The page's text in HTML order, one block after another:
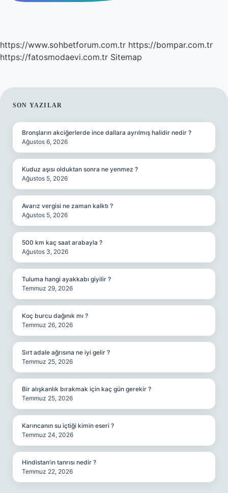
https://www.sohbetforum.com.tr https://bompar.com.tr
https://fatosmodaevi.com.tr Sitemap
SIDEBAR
SON YAZILAR
Bronşların akciğerlerde ince dallara ayrılmış halidir nedir ?
Ağustos 6, 2026
Kuduz aşısı olduktan sonra ne yenmez ?
Ağustos 5, 2026
Avarız vergisi ne zaman kalktı ?
Ağustos 5, 2026
500 km kaç saat arabayla ?
Ağustos 3, 2026
Tuluma hangi ayakkabı giyilir ?
Temmuz 29, 2026
Koç burcu dağınık mı ?
Temmuz 26, 2026
Sırt adale ağrısına ne iyi gelir ?
Temmuz 25, 2026
Bir alışkanlık bırakmak için kaç gün gerekir ?
Temmuz 25, 2026
Karıncanın su içtiği kimin eseri ?
Temmuz 24, 2026
Hindistan’ın tanrısı nedir ?
Temmuz 22, 2026